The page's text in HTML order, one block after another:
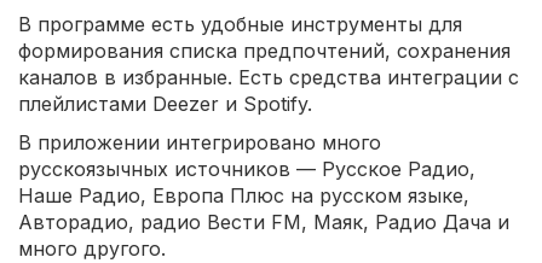
В программе есть удобные инструменты для
формирования списка предпочтений, сохранения
каналов в избранные. Есть средства интеграции с
плейлистами Deezer и Spotify.
В приложении интегрировано много
русскоязычных источников — Русское Радио,
Наше Радио, Европа Плюс на русском языке,
Авторадио, радио Вести FM, Маяк, Радио Дача и
много другого.